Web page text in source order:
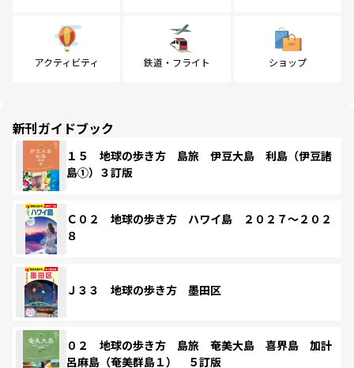
アクティビティ 鉄道・フライト ショップ
新刊ガイドブック
１５ 地球の歩き方 島旅 伊豆大島 利島（伊豆諸
島①）３訂版
Ｃ０２ 地球の歩き方 ハワイ島 ２０２７～２０２
８
Ｊ３３ 地球の歩き方 墨田区
０２ 地球の歩き方 島旅 奄美大島 喜界島 加計
呂麻島（奄美群島１） ５訂版